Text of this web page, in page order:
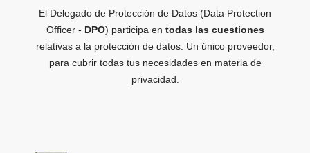
El Delegado de Protección de Datos (Data Protection
Officer - DPO) participa en todas las cuestiones
relativas a la protección de datos. Un único proveedor,
para cubrir todas tus necesidades en materia de
privacidad.